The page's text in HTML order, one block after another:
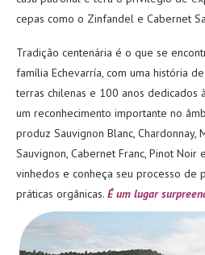
cepas como o Zinfandel e Cabernet
Tradição centenária é o que se
família Echevarría, com uma história
terras chilenas e 100 anos dedicados
um reconhecimento importante no
produz Sauvignon Blanc, Chardonnay,
Sauvignon, Cabernet Franc, Pinot Noir
vinhedos e conheça seu processo de
práticas orgânicas. É um lugar